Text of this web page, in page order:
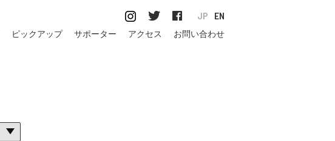
EN
JP
ピックアップ サポーター アクセス お問い合わせ